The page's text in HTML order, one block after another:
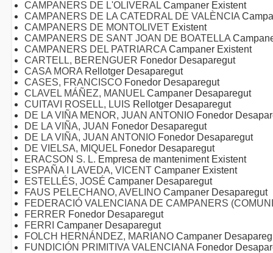
CAMPANERS DE L'OLIVERAL Campaner Existent
CAMPANERS DE LA CATEDRAL DE VALÈNCIA
CAMPANERS DE MONTOLIVET Existent
CAMPANERS DE SANT JOAN DE BOATELLA
CAMPANERS DEL PATRIARCA Campaner Existent
CARTELL, BERENGUER Fonedor Desaparegut
CASA MORA Rellotger Desaparegut
CASES, FRANCISCO Fonedor Desaparegut
CLAVEL MÁÑEZ, MANUEL Campaner Desaparegut
CUITAVI ROSELL, LUIS Rellotger Desaparegut
DE LA VIÑA MENOR, JUAN ANTONIO Fonedor
DE LA VIÑA, JUAN Fonedor Desaparegut
DE LA VIÑA, JUAN ANTONIO Fonedor Desaparegut
DE VIELSA, MIQUEL Fonedor Desaparegut
ERACSON S. L. Empresa de manteniment Existent
ESPAÑA I LAVEDA, VICENT Campaner Existent
ESTELLÉS, JOSÉ Campaner Desaparegut
FAUS PELECHANO, AVELINO Campaner Desaparegut
FEDERACIÓ VALENCIANA DE CAMPANERS
FERRER Fonedor Desaparegut
FERRI Campaner Desaparegut
FOLCH HERNÁNDEZ, MARIANO Campaner
FUNDICIÓN PRIMITIVA VALENCIANA Fonedor